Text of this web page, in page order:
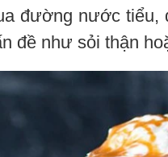
đường nước tiểu,
đề như sỏi thận